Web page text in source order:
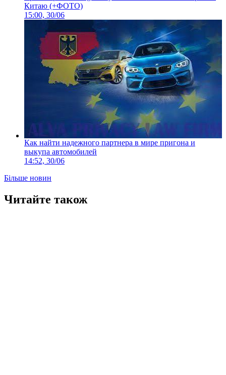
Китаю (+ФОТО)
15:00, 30/06
Как найти надежного партнера в мире пригона и
выкупа автомобилей
14:52, 30/06
Більше новин
Читайте також